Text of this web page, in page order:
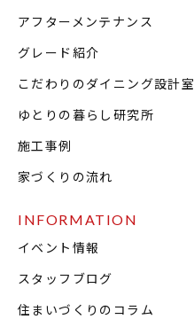
アフターメンテナンス
グレード紹介
こだわりのダイニング設計室
ゆとりの暮らし研究所
施工事例
家づくりの流れ
INFORMATION
イベント情報
スタッフブログ
住まいづくりのコラム